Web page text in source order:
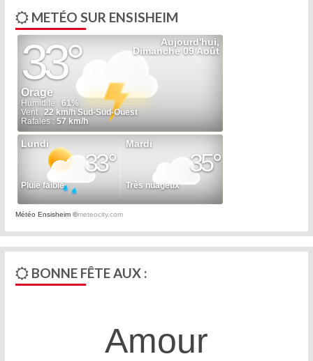
METÉO SUR ENSISHEIM
Météo Ensisheim ©meteocity.com
BONNE FÊTE AUX :
Amour